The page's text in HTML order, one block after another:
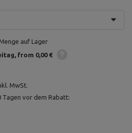
auf Lager
from 0,00 €
MwSt.
Tagen vor dem Rabatt: